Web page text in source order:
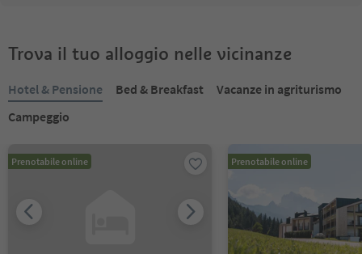
Trova il tuo alloggio nelle vicinanze
Hotel & Pensione Bed & Breakfast
Vacanze in agriturismo
Campeggio
Prenotabile online Prenotabile online